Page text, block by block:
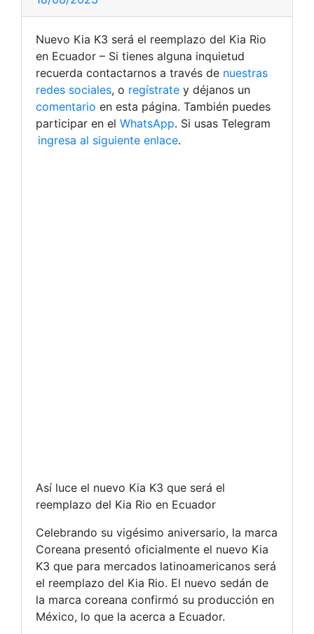
Nuevo Kia K3 será el reemplazo del Kia Rio
en Ecuador – Si tienes alguna inquietud
recuerda contactarnos a través de nuestras
redes sociales, o regístrate y déjanos un
comentario en esta página. También puedes
participar en el WhatsApp. Si usas Telegram
ingresa al siguiente enlace.
Así luce el nuevo Kia K3 que será el
reemplazo del Kia Rio en Ecuador
Celebrando su vigésimo aniversario, la marca
Coreana presentó oficialmente el nuevo Kia
K3 que para mercados latinoamericanos será
el reemplazo del Kia Rio. El nuevo sedán de
la marca coreana confirmó su producción en
México, lo que la acerca a Ecuador.